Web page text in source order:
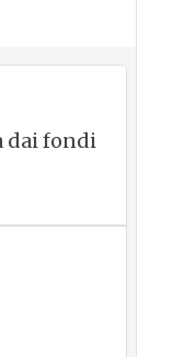
dai fondi